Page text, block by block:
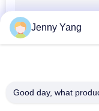
Jenny Yang
Good day, what